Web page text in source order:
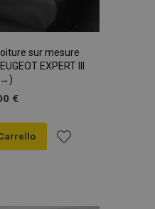
sur mesure
EXPERT III
€